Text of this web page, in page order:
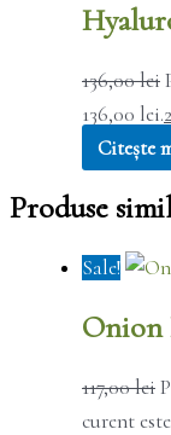
136,00lei
136,00 lei.
Citește
Produse
Sale!
Onion
117,00lei
curent